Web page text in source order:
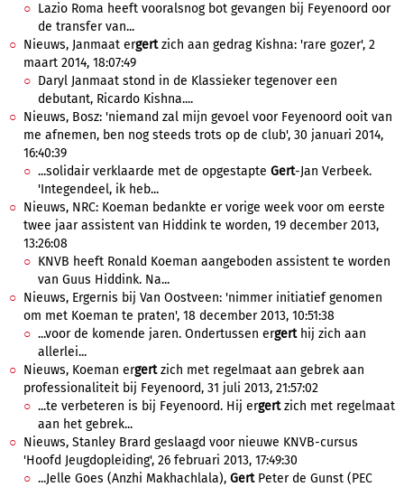
Lazio Roma heeft vooralsnog bot gevangen bij Feyenoord oor
de transfer van...
Nieuws, Janmaat ergertzich aan gedrag Kishna: 'rare gozer', 2
maart 2014, 18:07:49
Daryl Janmaat stond in de Klassieker tegenover een
debutant, Ricardo Kishna....
Nieuws, Bosz: 'niemand zal mijn gevoel voor Feyenoord ooit van
me afnemen, ben nog steeds trots op de club', 30 januari 2014,
16:40:39
...solidair verklaarde met de opgestapte Gert-Jan Verbeek.
'Integendeel, ik heb...
Nieuws, NRC: Koeman bedankte er vorige week voor om eerste
twee jaar assistent van Hiddink te worden, 19 december 2013,
13:26:08
KNVB heeft Ronald Koeman aangeboden assistent te worden
van Guus Hiddink. Na...
Nieuws, Ergernis bij Van Oostveen: 'nimmer initiatief genomen
om met Koeman te praten', 18 december 2013, 10:51:38
...voor de komende jaren. Ondertussen ergerthij zich aan
allerlei...
Nieuws, Koeman ergertzich met regelmaat aan gebrek aan
professionaliteit bij Feyenoord, 31 juli 2013, 21:57:02
...te verbeteren is bij Feyenoord. Hij ergertzich met regelmaat
aan het gebrek...
Nieuws, Stanley Brard geslaagd voor nieuwe KNVB-cursus
'Hoofd Jeugdopleiding', 26 februari 2013, 17:49:30
...Jelle Goes (Anzhi Makhachlala), GertPeter de Gunst (PEC